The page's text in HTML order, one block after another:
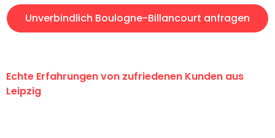
Unverbindlich Boulogne-Billancourt anfragen
Echte Erfahrungen von zufriedenen Kunden aus
Leipzig